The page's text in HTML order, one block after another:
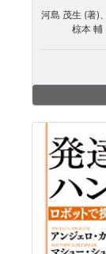
河島 茂生 (著)
椋本 輔